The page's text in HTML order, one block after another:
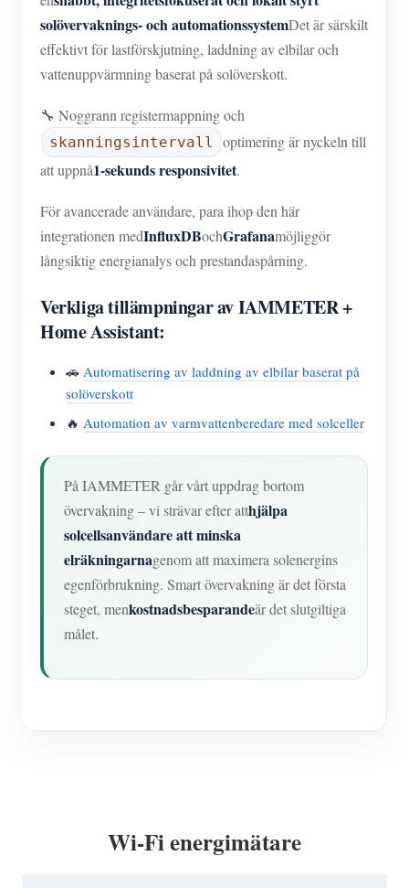
solövervaknings- och automationssystemDet är särskilt
effektivt för lastförskjutning, laddning av elbilar och
vattenuppvärmning baserat på solöverskott.
🔧 Noggrann registermappning och
skanningsintervall
optimering är nyckeln till
att uppnå1-sekunds responsivitet.
För avancerade användare, para ihop den här
integrationen medInfluxDBochGrafanamöjliggör
långsiktig energianalys och prestandaspårning.
Verkliga tillämpningar av IAMMETER +
Home Assistant:
🚗 Automatisering av laddning av elbilar baserat på
solöverskott
🔥 Automation av varmvattenberedare med solceller
På IAMMETER går vårt uppdrag bortom
övervakning – vi strävar efter atthjälpa
solcellsanvändare att minska
elräkningarnagenom att maximera solenergins
egenförbrukning. Smart övervakning är det första
steget, menkostnadsbesparandeär det slutgiltiga
målet.
Wi-Fi energimätare